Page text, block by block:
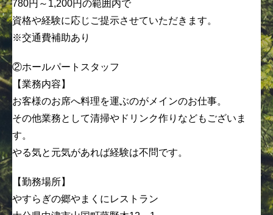
780円～1,200円の範囲内で
資格や経験に応じご提示させていただきます。
※交通費補助あり
②ホールパートスタッフ
【業務内容】
お客様のお席へ料理を運ぶのがメインのお仕事。
その他業務として清掃やドリンク作りなどもございま
す。
やる気と元気があれば経験は不問です。
【勤務場所】
やすらぎの郷やまくにレストラン